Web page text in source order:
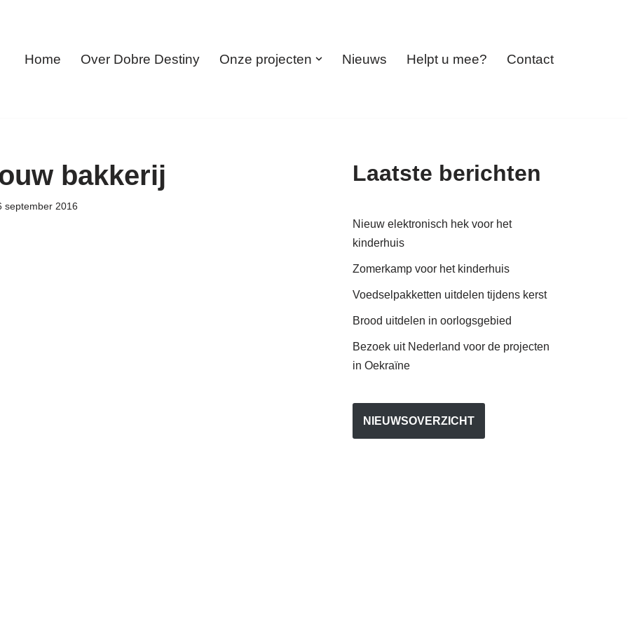
Home Over Dobre Destiny Onze projecten Nieuws Helpt u mee? Contact
bakkerij
september 2016
Laatste berichten
Nieuw elektronisch hek voor het
kinderhuis
Zomerkamp voor het kinderhuis
Voedselpakketten uitdelen tijdens kerst
Brood uitdelen in oorlogsgebied
Bezoek uit Nederland voor de projecten
in Oekraïne
NIEUWSOVERZICHT